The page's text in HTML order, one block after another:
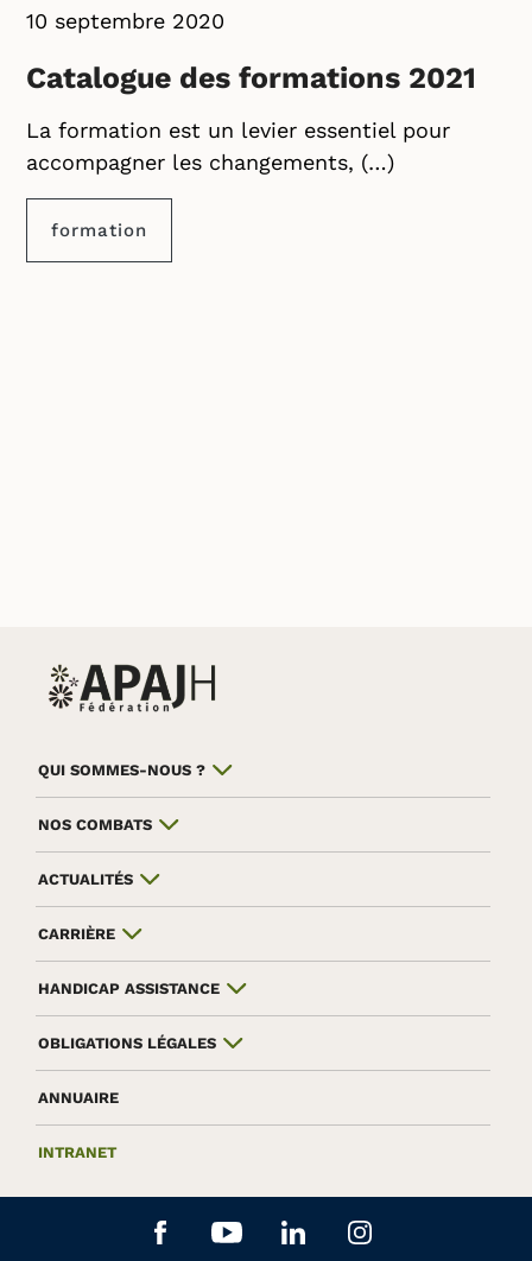
10 septembre 2020
Catalogue des formations 2021
La formation est un levier essentiel pour
accompagner les changements, (…)
formation
QUI SOMMES-NOUS ?
NOS COMBATS
ACTUALITÉS
CARRIÈRE
HANDICAP ASSISTANCE
OBLIGATIONS LÉGALES
ANNUAIRE
INTRANET
Aller sur le réseau social
Aller sur le réseau social
Aller sur le réseau
Aller sur le